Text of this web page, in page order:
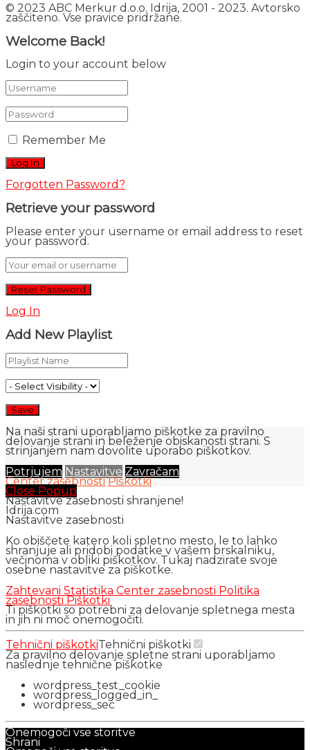
© 2023 ABC Merkur d.o.o. Idrija, 2001 - 2023. Avtorsko
zaščiteno. Vse pravice pridržane.
Welcome Back!
Login to your account below
Remember Me
Forgotten Password?
Retrieve your password
Please enter your username or email address to reset
your password.
Log In
Add New Playlist
Na naši strani uporabljamo piškotke za pravilno
delovanje strani in beleženje obiskanosti strani. S
strinjanjem nam dovolite uporabo piškotkov.
Potrjujem Nastavitve Zavračam
Center zasebnosti Piškotki
Close Popup
Nastavitve zasebnosti shranjene!
Idrija.com
Nastavitve zasebnosti
Ko obiščete katero koli spletno mesto, le to lahko
shranjuje ali pridobi podatke v vašem brskalniku,
večinoma v obliki piškotkov. Tukaj nadzirate svoje
osebne nastavitve za piškotke.
Zahtevani Statistika Center zasebnosti Politika
zasebnosti Piškotki
Ti piškotki so potrebni za delovanje spletnega mesta
in jih ni moč onemogočiti.
Tehnični piškotkiTehnični piškotki
Za pravilno delovanje spletne strani uporabljamo
naslednje tehnične piškotke
wordpress_test_cookie
wordpress_logged_in_
wordpress_sec
Onemogoči vse storitve
Shrani